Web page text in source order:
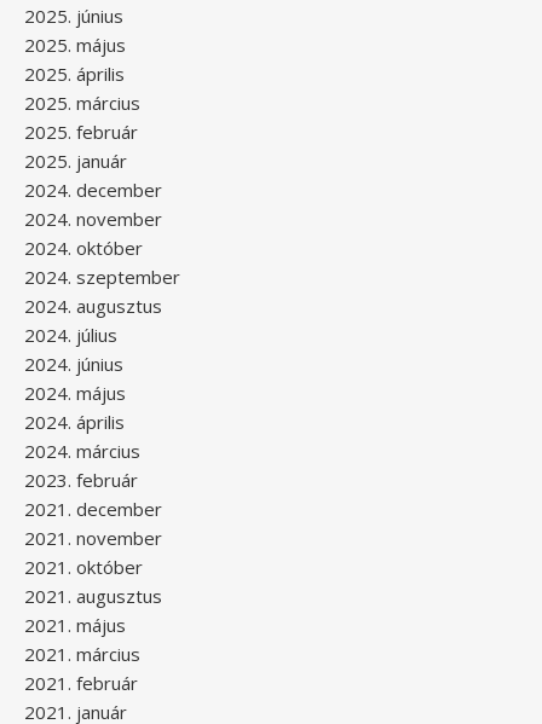
2025. június
2025. május
2025. április
2025. március
2025. február
2025. január
2024. december
2024. november
2024. október
2024. szeptember
2024. augusztus
2024. július
2024. június
2024. május
2024. április
2024. március
2023. február
2021. december
2021. november
2021. október
2021. augusztus
2021. május
2021. március
2021. február
2021. január